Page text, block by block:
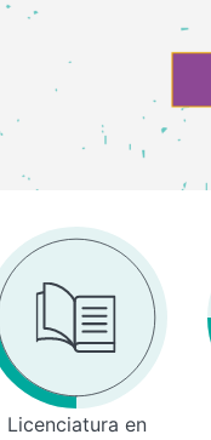
Licenciatura en